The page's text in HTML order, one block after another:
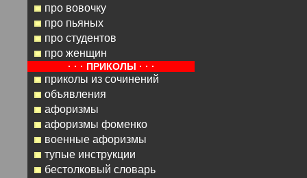
про вовочку
про пьяных
про студентов
про женщин
· · · ПРИКОЛЫ · · ·
приколы из сочинений
объявления
афоризмы
афоризмы фоменко
военные афоризмы
тупые инструкции
бестолковый словарь